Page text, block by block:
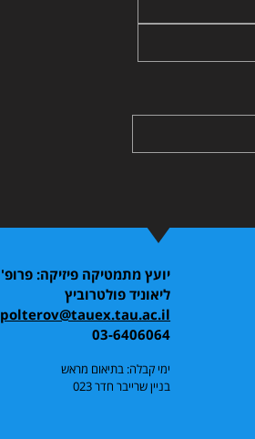
יועץ מתמטיקה פיזיקה: פרופ'
ליאוניד פולטרוביץ
polterov@tauex.tau.ac.il
03-6406064
ימי קבלה: בתיאום מראש
בניין שרייבר חדר 023